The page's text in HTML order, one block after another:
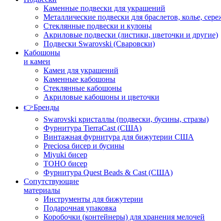
Каменные подвески для украшений
Металлические подвески для браслетов, колье,
Стеклянные подвески и кулоны
Акриловые подвески (листики, цветочки и другие)
Подвески Swarovski (Сваровски)
Кабошоны
и камеи
Камеи для украшений
Каменные кабошоны
Стеклянные кабошоны
Акриловые кабошоны и цветочки
👉Бренды
Swarovski кристаллы (подвески, бусины, стразы)
Фурнитура TierraCast (США)
Винтажная фурнитура для бижутерии США
Preciosa бисер и бусины
Miyuki бисер
TOHO бисер
Фурнитура Quest Beads & Cast (США)
Сопутствующие
материалы
Инструменты для бижутерии
Подарочная упаковка
Коробочки (контейнеры) для хранения мелочей